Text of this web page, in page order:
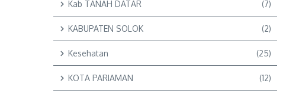
Kab TANAH DATAR (7)
KABUPATEN SOLOK (2)
Kesehatan (25)
KOTA PARIAMAN (12)